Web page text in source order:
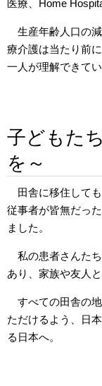
医療、Home
生産年齢人口の
療介護は当たり前
一人が理解できて
子どもた
を～
田舎に移住して
従事者が皆無だっ
ました。
私の患者さんた
あり、家族や友人
すべての田舎の
ただけるよう、日
る日本へ。